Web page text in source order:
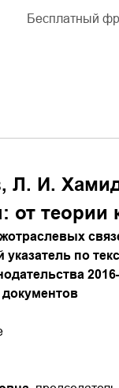
Бесплатный
Л. И.
теории
по